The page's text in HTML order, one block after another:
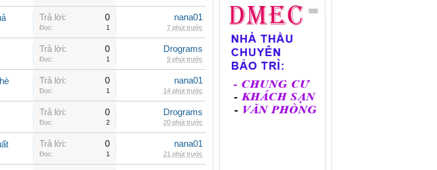
Trả lời: 0
Đọc: 1
nana01
7 phút trước
Trả lời: 0
Đọc: 1
Drograms
9 phút trước
Trả lời: 0
Đọc: 1
nana01
14 phút trước
Trả lời: 0
Đọc: 2
Drograms
20 phút trước
Trả lời: 0
Đọc: 1
nana01
21 phút trước